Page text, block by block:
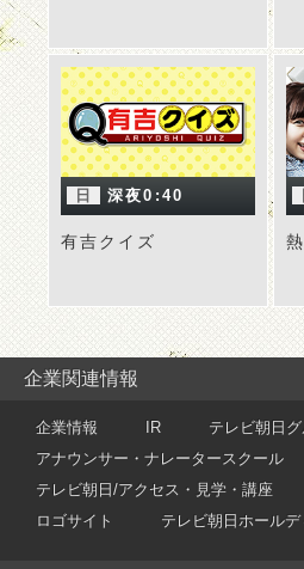
日 深夜0:40
有吉クイズ
企業関連情報
企業情報 IR テレビ朝日
アナウンサー・ナレータースクール
テレビ朝日/アクセス・見学・講座
ロゴサイト
テレビ朝日ホールデ